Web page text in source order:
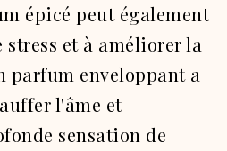
épicé peut également
et à améliorer la
parfum enveloppant a
l'âme et
sensation de